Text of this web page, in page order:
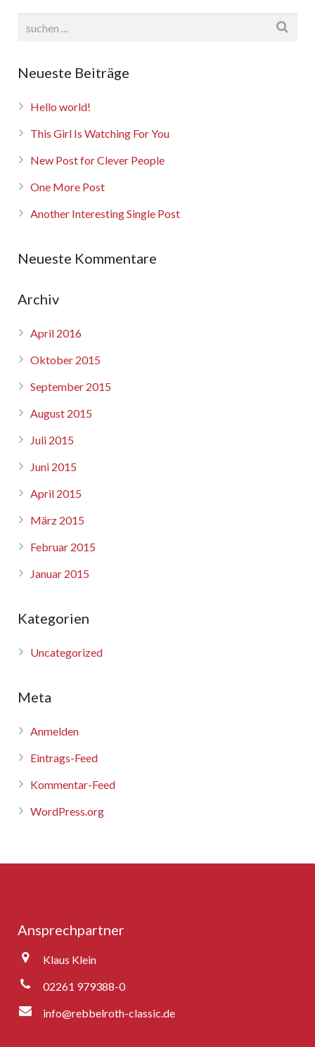
Neueste Beiträge
Hello world!
This Girl Is Watching For You
New Post for Clever People
One More Post
Another Interesting Single Post
Neueste Kommentare
Archiv
April 2016
Oktober 2015
September 2015
August 2015
Juli 2015
Juni 2015
April 2015
März 2015
Februar 2015
Januar 2015
Kategorien
Uncategorized
Meta
Anmelden
Eintrags-Feed
Kommentar-Feed
WordPress.org
Ansprechpartner
Klaus Klein
02261 979388-0
info@rebbelroth-classic.de